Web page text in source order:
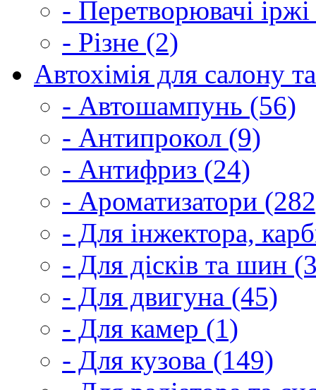
- Перетворювачі
- Різне (2)
Автохімія для салону
- Автошампунь (56)
- Антипрокол (9)
- Антифриз (24)
- Ароматизатори
- Для інжектора,
- Для дісків та шин
- Для двигуна (45)
- Для камер (1)
- Для кузова (149)